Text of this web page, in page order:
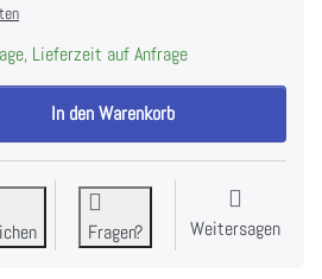
Lieferzeit auf Anfrage
8246 GES Weintemperierschrank,
In den Warenkorb
Fragen? Weitersagen